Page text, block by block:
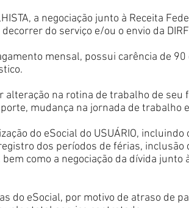
a negociação junto à Receita
do serviço e/ou o envio da
mensal, possui carência de
na rotina de trabalho de seu
mudança na jornada de trabalho
do eSocial do USUÁRIO,
dos períodos de férias, inclusão
como a negociação da dívida junto
do eSocial, por motivo de atraso de